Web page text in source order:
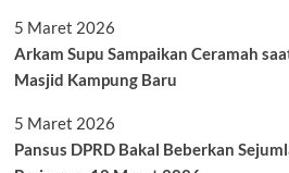
5 Maret 2026
Arkam Supu Sampaikan Ceramah
Masjid Kampung Baru
5 Maret 2026
Pansus DPRD Bakal Beberkan